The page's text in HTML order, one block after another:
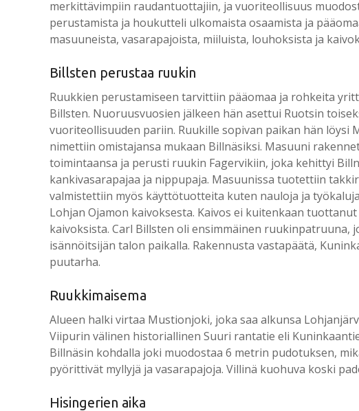
merkittävimpiin raudantuottajiin, ja vuoriteollisuus
perustamista ja houkutteli ulkomaista osaamista ja
masuuneista, vasarapajoista, miiluista, louhoksista ja
Billsten perustaa ruukin
Ruukkien perustamiseen tarvittiin pääomaa ja rohkeita
Billsten. Nuoruusvuosien jälkeen hän asettui Ruotsin
vuoriteollisuuden pariin. Ruukille sopivan paikan hän löysi
nimettiin omistajansa mukaan Billnäsiksi. Masuuni
toimintaansa ja perusti ruukin Fagervikiin, joka kehittyi
kankivasarapajaa ja nippupaja. Masuunissa tuotettiin
valmistettiin myös käyttötuotteita kuten nauloja ja
Lohjan Ojamon kaivoksesta. Kaivos ei kuitenkaan
kaivoksista. Carl Billsten oli ensimmäinen ruukinpatruuna,
isännöitsijän talon paikalla. Rakennusta vastapäätä,
puutarha.
Ruukkimaisema
Alueen halki virtaa Mustionjoki, joka saa alkunsa
Viipurin välinen historiallinen Suuri rantatie eli
Billnäsin kohdalla joki muodostaa 6 metrin pudotuksen,
pyörittivät myllyjä ja vasarapajoja. Villinä kuohuva koski
Hisingerien aika